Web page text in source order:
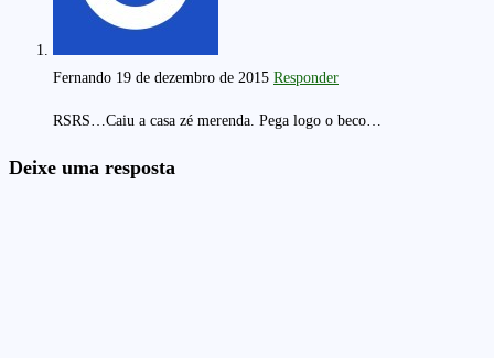
Fernando 19 de dezembro de 2015 Responder
RSRS…Caiu a casa zé merenda. Pega logo o beco…
Deixe uma resposta